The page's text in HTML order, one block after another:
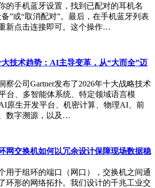
的手机蓝牙设置，找到已配对的耳机名
”或“取消配对”。最后，在手机蓝牙列表
新点击连接即可。这个操作…
技术趋势：AI主导变革，从“大而全”迈
察公司Gartner发布了2026年十大战略技术
台、多智能体系统、特定领域语言模
原生开发平台、机密计算、物理AI、前
数字溯源，以及…
网交换机如何以冗余设计保障现场数据稳
用于组环的端口（网口），交换机之间通
环形的网络拓扑。我们设计的千兆工业交